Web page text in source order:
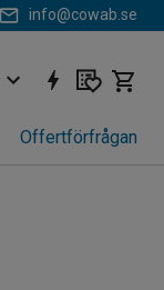
info@cowab.se
Offertförfrågan